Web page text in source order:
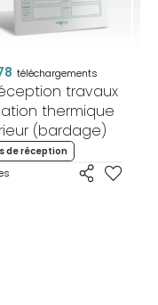
téléchargements
travaux
thermique
(bardage)
de réception